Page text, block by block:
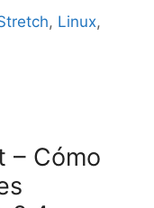
, Linux,
– Cómo